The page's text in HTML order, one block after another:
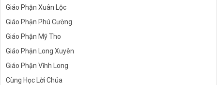
Giáo Phận Xuân Lộc
Giáo Phận Phú Cường
Giáo Phận Mỹ Tho
Giáo Phận Long Xuyên
Giáo Phận Vĩnh Long
Cùng Học Lời Chúa